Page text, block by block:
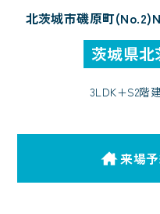
北茨城市磯原町
茨城県北
3LDK+S2階
来場